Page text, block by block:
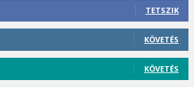
TETSZIK
KÖVETÉS
KÖVETÉS